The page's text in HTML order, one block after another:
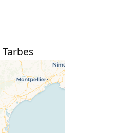
Tarbes